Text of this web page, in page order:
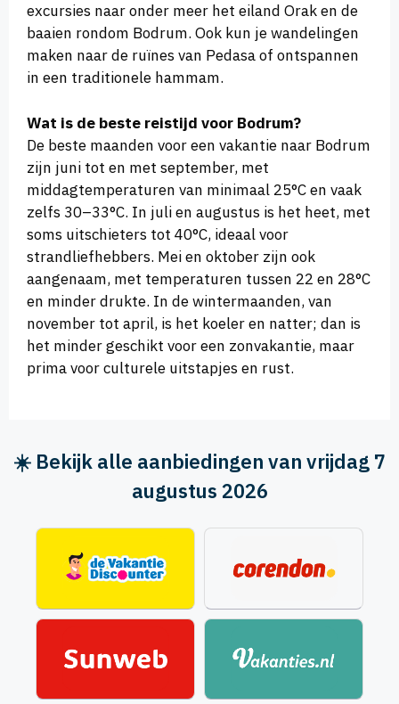
excursies naar onder meer het eiland Orak en de
baaien rondom Bodrum. Ook kun je wandelingen
maken naar de ruïnes van Pedasa of ontspannen
in een traditionele hammam.
Wat is de beste reistijd voor Bodrum?
De beste maanden voor een vakantie naar Bodrum
zijn juni tot en met september, met
middagtemperaturen van minimaal 25°C en vaak
zelfs 30–33°C. In juli en augustus is het heet, met
soms uitschieters tot 40°C, ideaal voor
strandliefhebbers. Mei en oktober zijn ook
aangenaam, met temperaturen tussen 22 en 28°C
en minder drukte. In de wintermaanden, van
november tot april, is het koeler en natter; dan is
het minder geschikt voor een zonvakantie, maar
prima voor culturele uitstapjes en rust.
☀️ Bekijk alle aanbiedingen van vrijdag 7
augustus 2026